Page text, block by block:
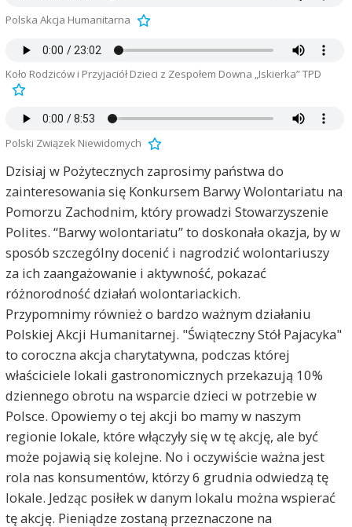
Polska Akcja Humanitarna
Koło Rodziców i Przyjaciół Dzieci z Zespołem Downa „Iskierka” TPD
Polski Związek Niewidomych
Dzisiaj w Pożytecznych zaprosimy państwa do
zainteresowania się Konkursem Barwy Wolontariatu na
Pomorzu Zachodnim, który prowadzi Stowarzyszenie
Polites. “Barwy wolontariatu” to doskonała okazja, by w
sposób szczególny docenić i nagrodzić wolontariuszy
za ich zaangażowanie i aktywność, pokazać
różnorodność działań wolontariackich.
Przypomnimy również o bardzo ważnym działaniu
Polskiej Akcji Humanitarnej. "Świąteczny Stół Pajacyka"
to coroczna akcja charytatywna, podczas której
właściciele lokali gastronomicznych przekazują 10%
dziennego obrotu na wsparcie dzieci w potrzebie w
Polsce. Opowiemy o tej akcji bo mamy w naszym
regionie lokale, które włączyły się w tę akcję, ale być
może pojawią się kolejne. No i oczywiście ważna jest
rola nas konsumentów, którzy 6 grudnia odwiedzą tę
lokale. Jedząc posiłek w danym lokalu można wspierać
tę akcję. Pieniądze zostaną przeznaczone na